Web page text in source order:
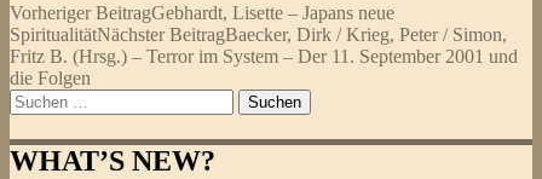
Beitragsnavigation
Vorheriger BeitragGebhardt, Lisette – Japans neue
SpiritualitätNächster BeitragBaecker, Dirk / Krieg, Peter / Simon,
Fritz B. (Hrsg.) – Terror im System – Der 11. September 2001 und
die Folgen
Suchen
nach:
WHAT’S NEW?